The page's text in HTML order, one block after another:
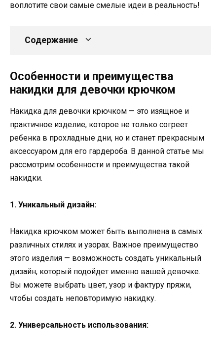
воплотите свои самые смелые идеи в реальность!
Содержание
Особенности и преимущества
накидки для девочки крючком
Накидка для девочки крючком — это изящное и
практичное изделие, которое не только согреет
ребенка в прохладные дни, но и станет прекрасным
аксессуаром для его гардероба. В данной статье мы
рассмотрим особенности и преимущества такой
накидки.
1. Уникальный дизайн:
Накидка крючком может быть выполнена в самых
различных стилях и узорах. Важное преимущество
этого изделия — возможность создать уникальный
дизайн, который подойдет именно вашей девочке.
Вы можете выбрать цвет, узор и фактуру пряжи,
чтобы создать неповторимую накидку.
2. Универсальность использования: